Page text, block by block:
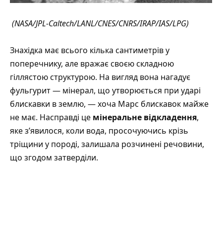
(NASA/JPL-Caltech/LANL/CNES/CNRS/IRAP/IAS/LPG)
Знахідка має всього кілька сантиметрів у
поперечнику, але вражає своєю складною
гіллястою структурою. На вигляд вона нагадує
фульгурит — мінерал, що утворюється при ударі
блискавки в землю, — хоча Марс блискавок майже
не має. Насправді це мінеральне відкладення,
яке з’явилося, коли вода, просочуючись крізь
тріщини у породі, залишала розчинені речовини,
що згодом затверділи.